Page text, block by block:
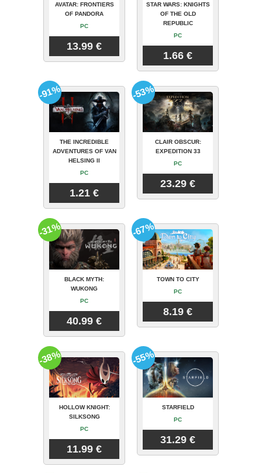
AVATAR: FRONTIERS
OF PANDORA
PC
13.99 €
STAR WARS: KNIGHTS
OF THE OLD
REPUBLIC
PC
1.66 €
THE INCREDIBLE
ADVENTURES OF VAN
HELSING II
PC
1.21 €
-91%
CLAIR OBSCUR:
EXPEDITION 33
PC
23.29 €
-53%
BLACK MYTH:
WUKONG
PC
40.99 €
-31%
TOWN TO CITY
PC
8.19 €
-67%
HOLLOW KNIGHT:
SILKSONG
PC
11.99 €
-38%
STARFIELD
PC
31.29 €
-55%